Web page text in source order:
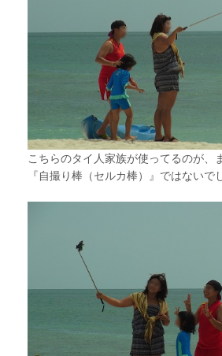
こちらのタイ人家族が使ってるのが、
『自撮り棒（セルカ棒）』ではないで